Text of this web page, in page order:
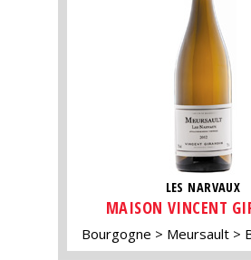
LES NARVAUX
MAISON VINCENT
Bourgogne Meursault